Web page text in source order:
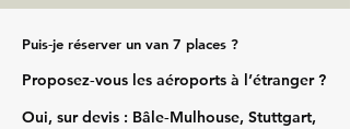
Puis‑je réserver un van 7 places ?
Proposez‑vous les aéroports à l’étranger ?
Oui, sur devis : Bâle‑Mulhouse, Stuttgart,